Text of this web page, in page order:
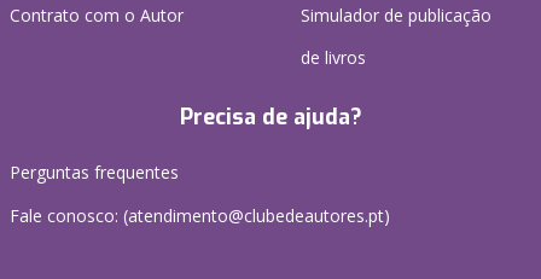
Contrato com o Autor
Simulador de publicação
de livros
Precisa de ajuda?
Perguntas frequentes
Fale conosco: (atendimento@clubedeautores.pt)